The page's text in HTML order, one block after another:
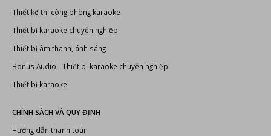
Thiết kế thi công phòng karaoke
Thiết bị karaoke chuyên nghiệp
Thiết bị âm thanh, ánh sáng
Bonus Audio -Thiết bị karaoke chuyên nghiệp
Thiết bị karaoke
CHÍNH SÁCH VÀ QUY ĐỊNH
Hướng dẫn thanh toán